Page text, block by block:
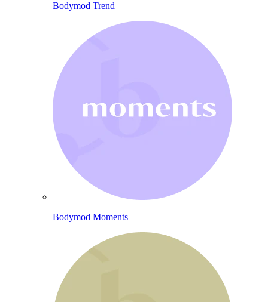
Bodymod Trend
Bodymod Moments